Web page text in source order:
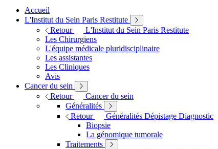
Accueil
L'Institut du Sein Paris Restitute
Retour
L'Institut du Sein Paris Restitute
Les Chirurgiens
L'équipe médicale pluridisciplinaire
Les assistantes
Les Cliniques
Avis
Cancer du sein
Retour
Cancer du sein
Généralités
Retour
Généralités Dépistage Diagnostic
Biopsie
La génomique tumorale
Traitements